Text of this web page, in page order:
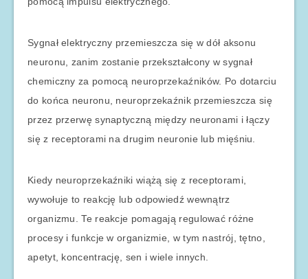
Sygnał elektryczny przemieszcza się w dół aksonu
neuronu, zanim zostanie przekształcony w sygnał
chemiczny za pomocą neuroprzekaźników. Po dotarciu
do końca neuronu, neuroprzekaźnik przemieszcza się
przez przerwę synaptyczną między neuronami i łączy
się z receptorami na drugim neuronie lub mięśniu.
Kiedy neuroprzekaźniki wiążą się z receptorami,
wywołuje to reakcję lub odpowiedź wewnątrz
organizmu. Te reakcje pomagają regulować różne
procesy i funkcje w organizmie, w tym nastrój, tętno,
apetyt, koncentrację, sen i wiele innych.